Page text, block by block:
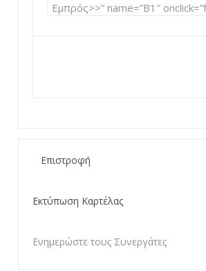
Επιστροφή
Εκτύπωση Καρτέλας
Ενημερώστε τους Συνεργάτες